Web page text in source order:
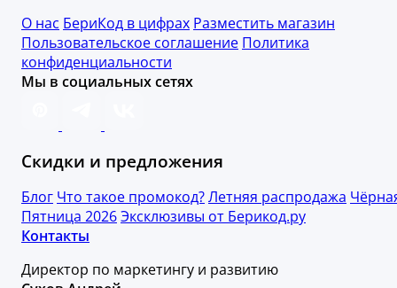
О нас БериКод в цифрах Разместить магазин
Пользовательское соглашение Политика
конфиденциальности
Мы в социальных сетях
Скидки и предложения
Блог Что такое промокод?Летняя распродажа
Пятница 2026Эксклюзивы от Берикод.ру
Контакты
Директор по маркетингу и развитию